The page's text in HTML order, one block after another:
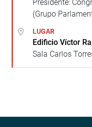
Presidente:
(Grupo
LUGAR
Edificio Víctor
Sala Carlos